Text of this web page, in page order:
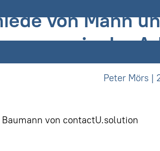
von Mann
in der
Peter Mörs |
von contactU.solution